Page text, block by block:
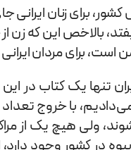
برای زنان ایرانی
بالاخص این که
است، برای مردان
تنها یک کتاب در
با خروج تعداد
10.000 زن از خانه خارج